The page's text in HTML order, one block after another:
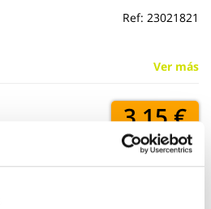
Ref: 23021821
Ver más
3,15 €